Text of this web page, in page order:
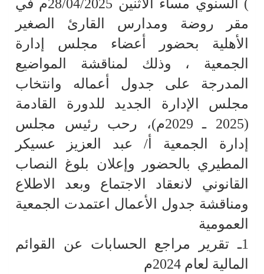
) السنوي مساء الاثنين 28/04/2025م في
مقر روضة ومدارس القارئ الصغير
الأهلية بحضور أعضاء مجلس إدارة
الجمعية ، وذلك لمناقشة المواضيع
المدرجة على جدول أعماله وانتخاب
مجلس الإدارة الجديد للدورة القادمة
(2025 ـ 2029م)،
رحب رئيس مجلس
إدارة الجمعية أ/ عبد العزيز عسيكر
المطيري بالحضور وإعلان بلوغ النصاب
القانوني لانعقاد الاجتماع وبعد الاطلاع
ومناقشة جدول الأعمال اعتمدت الجمعية
العمومية
1ـ تقرير مراجع الحسابات عن القوائم
المالية لعام 2024م